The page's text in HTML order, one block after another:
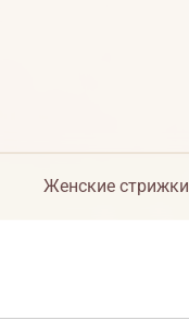
Женские стрижки